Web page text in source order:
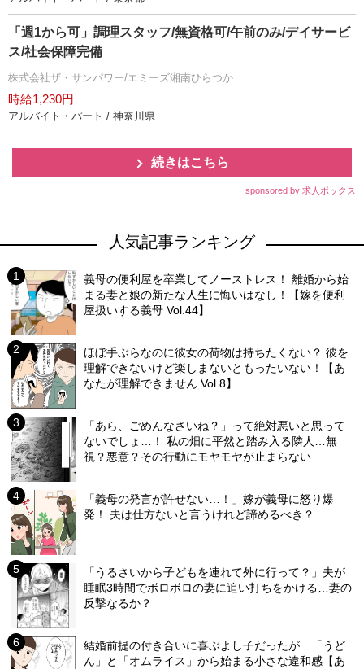
「週1から可」調理スタッフ/無資格可/午前のみ/デイサービ
ス/社会保障完備
株式会社ザ・サンパワー/エミーズ湘南ひらつか
時給1,230円
アルバイト・パート / 神奈川県
続きはこちら
sponsored by 求人ボックス
人気記事ランキング
義母の便利屋を卒業してノーストレス！ 離婚から始
まる妻と娘の新たな人生に悔いはなし！【嫁を便利
屋扱いする義母 Vol.44】
ほぼ手ぶらなのに彼女の荷物は持ちたくない？ 彼を
理解できないけど楽しまないともったいない！【あ
なたが理解できません Vol.8】
「あら、ごめんなさいね？」って絶対悪いと思って
ないでしょ…！ 私の畑に平然と踏み入る隣人…無
視？悪意？その行動にモヤモヤが止まらない
「義母の発言が許せない…！」嫁が義母に怒り爆
発！ 夫は仕方ないと言うけれど諦めるべき？
「うるさいから子どもを連れて外に行って？」夫が
睡眠3時間でボロボロの妻に追い打ちをかける…妻の
反撃なるか？
結婚前提の付き合いに喜ぶよし子だったが…「うど
ん」と「オムライス」から始まる小さな違和感【あ